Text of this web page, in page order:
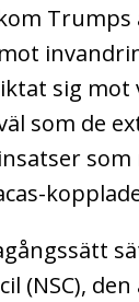
Trumps
sig mot
som de
(NSC),